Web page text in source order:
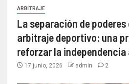
ARBITRAJE
La separación de
arbitraje deportivo: una
reforzar la
17 junio, 2026 admin 2